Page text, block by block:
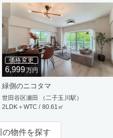
価格変更
6,999万円
緑側のニコタマ
世田谷区瀬田 （二子玉川駅）
2LDK＋WTC / 80.61㎡
の物件を探す